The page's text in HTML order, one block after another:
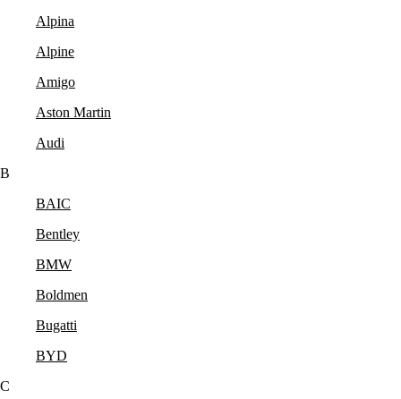
Alpina
Alpine
Amigo
Aston Martin
Audi
B
BAIC
Bentley
BMW
Boldmen
Bugatti
BYD
C